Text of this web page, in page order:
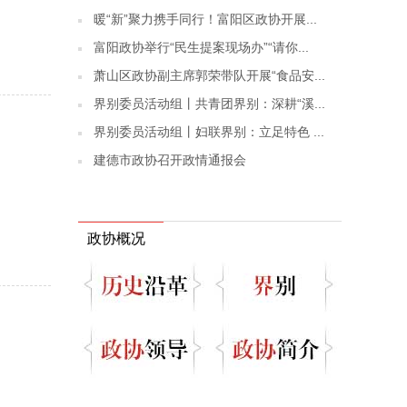
暖“新”聚力携手同行！富阳区政协开展...
富阳政协举行“民生提案现场办”“请你...
萧山区政协副主席郭荣带队开展“食品安...
界别委员活动组丨共青团界别：深耕“溪...
界别委员活动组丨妇联界别：立足特色 ...
建德市政协召开政情通报会
政协概况